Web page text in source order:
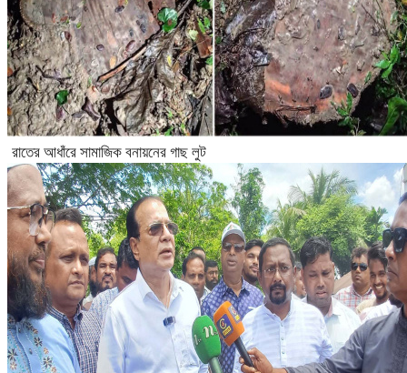
রাতের আধাঁরে সামাজিক বনায়নের গাছ লুট